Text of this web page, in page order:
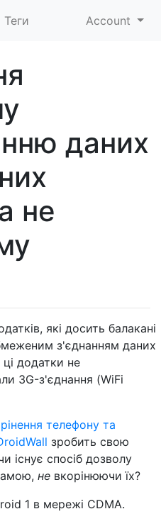
Теги Account
даних
не
які досить балакані
з'єднанням даних
додатки не
3G-з'єднання (WiFi
телефону та
зробить свою
існує спосіб дозволу
не вкорінюючи їх?
1 в мережі CDMA.